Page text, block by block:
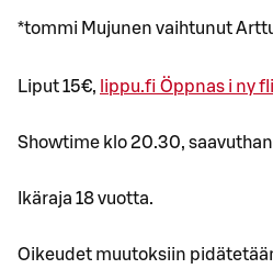
*tommi Mujunen vaihtunut
Liput 15€, lippu.fi Öppnas i ny
Showtime klo 20.30,
Ikäraja 18 vuotta.
Oikeudet muutoksiin